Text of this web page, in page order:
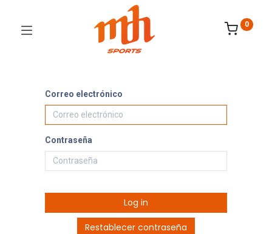
0
Correo electrónico
Contraseña
Log in
Restablecer contraseña